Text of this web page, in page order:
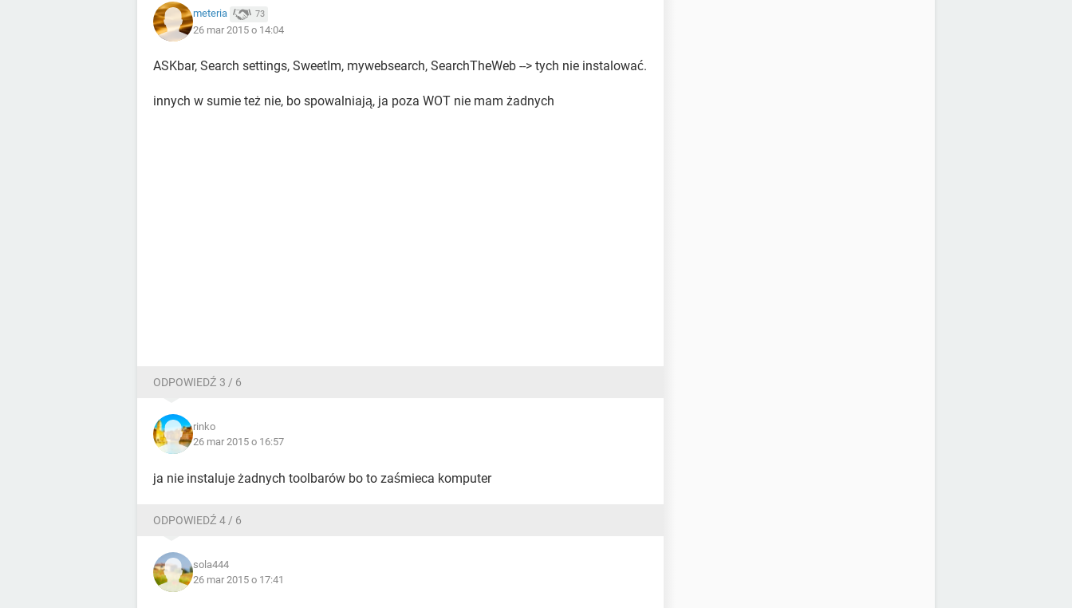
meteria 73
26 mar 2015 o 14:04
ASKbar, Search settings, SweetIm, mywebsearch, SearchTheWeb --> tych nie instalować.
innych w sumie też nie, bo spowalniają, ja poza WOT nie mam żadnych
ODPOWIEDŹ 3 / 6
rinko
26 mar 2015 o 16:57
ja nie instaluje żadnych toolbarów bo to zaśmieca komputer
ODPOWIEDŹ 4 / 6
sola444
26 mar 2015 o 17:41